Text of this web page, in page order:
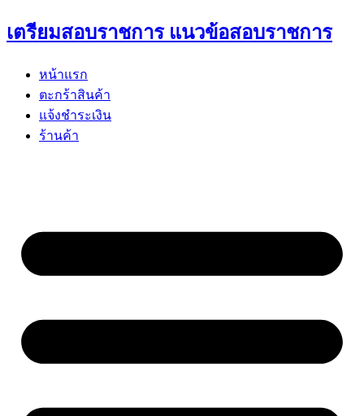
Skip
to
เตรียมสอบราชการ แนวข้อสอบราชการ
หน้าแรก
ตะกร้าสินค้า
แจ้งชำระเงิน
ร้านค้า